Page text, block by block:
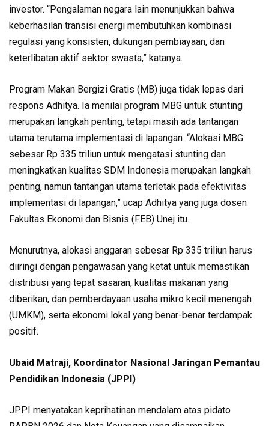
investor. “Pengalaman negara lain menunjukkan bahwa
keberhasilan transisi energi membutuhkan kombinasi
regulasi yang konsisten, dukungan pembiayaan, dan
keterlibatan aktif sektor swasta,” katanya.
Program Makan Bergizi Gratis (MB) juga tidak lepas dari
respons Adhitya. Ia menilai program MBG untuk stunting
merupakan langkah penting, tetapi masih ada tantangan
utama terutama implementasi di lapangan. “Alokasi MBG
sebesar Rp 335 triliun untuk mengatasi stunting dan
meningkatkan kualitas SDM Indonesia merupakan langkah
penting, namun tantangan utama terletak pada efektivitas
implementasi di lapangan,” ucap Adhitya yang juga dosen
Fakultas Ekonomi dan Bisnis (FEB) Unej itu.
Menurutnya, alokasi anggaran sebesar Rp 335 triliun harus
diiringi dengan pengawasan yang ketat untuk memastikan
distribusi yang tepat sasaran, kualitas makanan yang
diberikan, dan pemberdayaan usaha mikro kecil menengah
(UMKM), serta ekonomi lokal yang benar-benar terdampak
positif.
Ubaid Matraji, Koordinator Nasional Jaringan Pemantau
Pendidikan Indonesia (JPPI)
JPPI menyatakan keprihatinan mendalam atas pidato